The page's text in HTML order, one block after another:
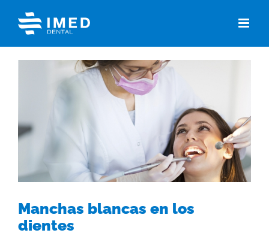
content
Manchas blancas en los
dientes